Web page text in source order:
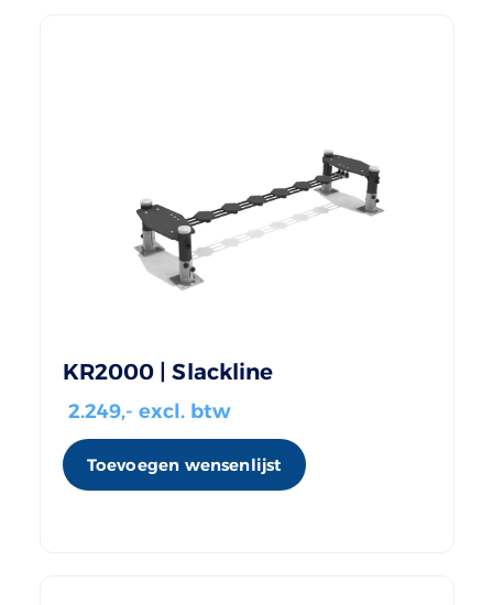
KR2000 | Slackline
2.249,- excl. btw
Toevoegen wensenlijst